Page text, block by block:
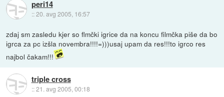
peri14
::20. avg 2005, 16:57
zdaj sm zasledu kjer so flmčki igrice da na koncu filmčka piše da bo
igrca za pc izšla novembra!!!!=)))usaj upam da res!!!to igrco res
najbol čakam!!!
triple cross
::21. avg 2005, 00:18